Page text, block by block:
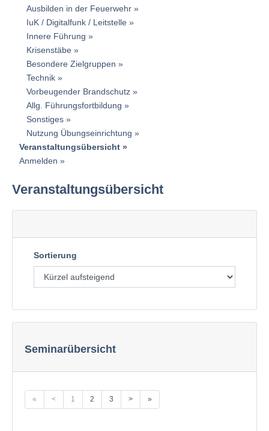
Ausbilden in der Feuerwehr
IuK / Digitalfunk / Leitstelle
Innere Führung
Krisenstäbe
Besondere Zielgruppen
Technik
Vorbeugender Brandschutz
Allg. Führungsfortbildung
Sonstiges
Nutzung Übungseinrichtung
Veranstaltungsübersicht
Anmelden
Veranstaltungsübersicht
Sortierung
Seminarübersicht
« < 1 2 3 > »